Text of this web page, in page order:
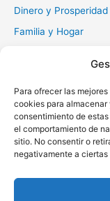
Para ofrecer las
cookies para
consentimiento de
el comportamiento de
sitio. No consentir o
negativamente a
Dinero y Prosperidad
Familia y Hogar
Muerte y Difuntos
Oraciones Diarias
Otras
Protección y
Salud y Sanación